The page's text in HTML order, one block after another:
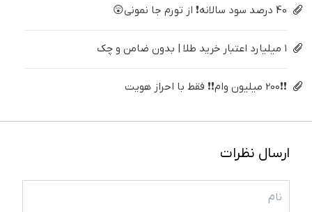
40 درصد سود سالانه❗ از تورم جا نمونی😲
۱ میلیارد اعتبار خرید طلا | بدون ضامن و چک
❗❗200 میلیون وام❗❗ فقط با احراز هویت
ارسال نظرات